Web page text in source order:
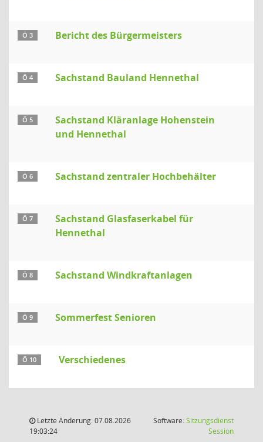
Ö 3 Bericht des Bürgermeisters
Ö 4 Sachstand Bauland Hennethal
Ö 5
Sachstand Kläranlage Hohenstein
und Hennethal
Ö 6 Sachstand zentraler Hochbehälter
Ö 7
Sachstand Glasfaserkabel für
Hennethal
Ö 8 Sachstand Windkraftanlagen
Ö 9 Sommerfest Senioren
Ö 10 Verschiedenes
Letzte Änderung: 07.08.2026
19:03:24
Software:Sitzungsdienst
Session(Wird in